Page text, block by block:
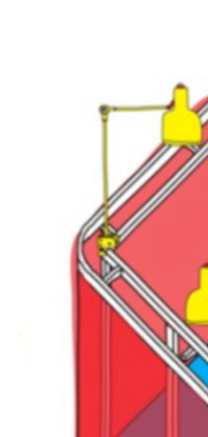
In occasione del Salone
nella sede alla Fabbrica del
Antonio ScarponiperDas
produzione di nuovi modi di
Con il contributo di Fondazione
Il 9 Aprile, alle ore 17 Mario
“cloni” per la presentazione di
L' 11 Aprile, alle ore 15 lo spazio
forme di relazione e pratiche
METAZoo We Create Persistent
Il 12 Aprile, alle 17, Richard van
design, grafica e architettura